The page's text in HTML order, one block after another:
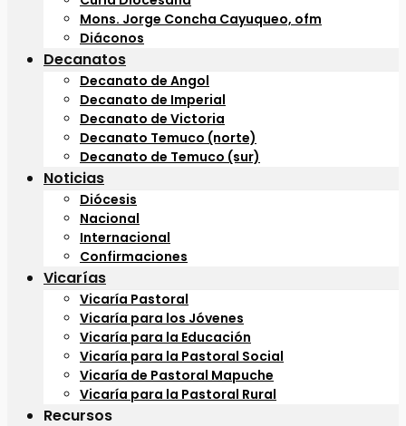
Mons. Jorge Concha Cayuqueo, ofm
Diáconos
Decanatos
Decanato de Angol
Decanato de Imperial
Decanato de Victoria
Decanato Temuco (norte)
Decanato de Temuco (sur)
Noticias
Diócesis
Nacional
Internacional
Confirmaciones
Vicarías
Vicaría Pastoral
Vicaría para los Jóvenes
Vicaría para la Educación
Vicaría para la Pastoral Social
Vicaría de Pastoral Mapuche
Vicaría para la Pastoral Rural
Recursos